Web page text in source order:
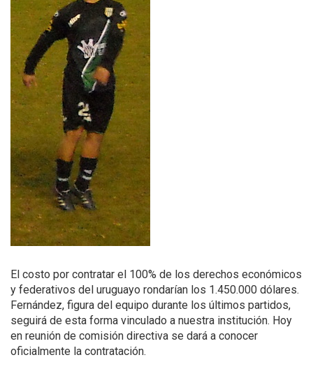
El costo por contratar el 100% de los derechos económicos
y federativos del uruguayo rondarían los 1.450.000 dólares.
Fernández, figura del equipo durante los últimos partidos,
seguirá de esta forma vinculado a nuestra institución. Hoy
en reunión de comisión directiva se dará a conocer
oficialmente la contratación.